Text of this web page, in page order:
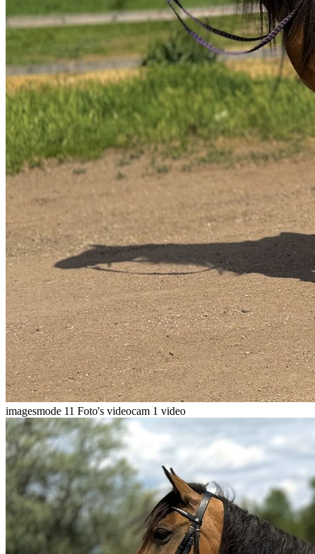
imagesmode 11 Foto's videocam 1 video